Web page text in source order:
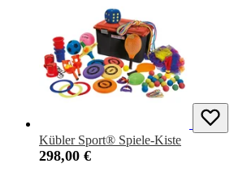
Kübler Sport® Spiele-Kiste
298,00 €